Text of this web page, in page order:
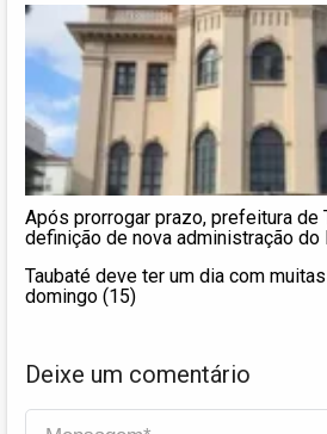
Após prorrogar prazo, prefeitura de
definição de nova administração do
Taubaté deve ter um dia com
domingo (15)
Deixe um comentário